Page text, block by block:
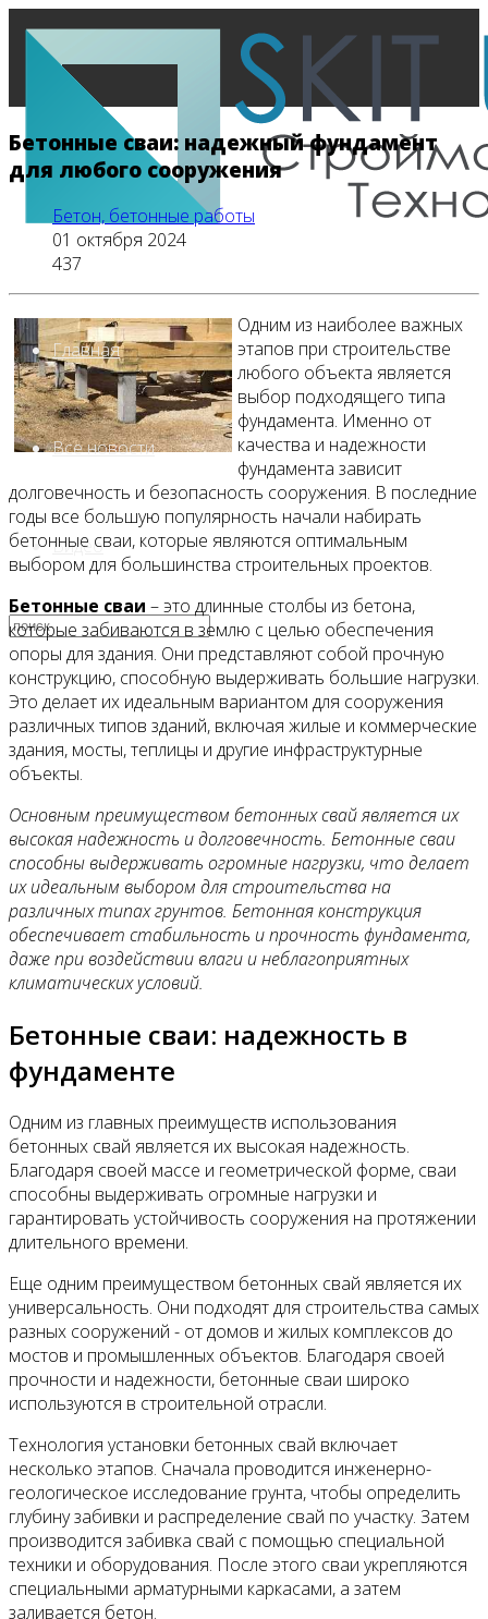
Главная
Все новости
Видео
Бетонные сваи: надежный фундамент
для любого сооружения
Бетон, бетонные работы
01 октября 2024
437
Одним из наиболее важных
этапов при строительстве
любого объекта является
выбор подходящего типа
фундамента. Именно от
качества и надежности
фундамента зависит
долговечность и безопасность сооружения. В последние
годы все большую популярность начали набирать
бетонные сваи, которые являются оптимальным
выбором для большинства строительных проектов.
Бетонные сваи – это длинные столбы из бетона,
которые забиваются в землю с целью обеспечения
опоры для здания. Они представляют собой прочную
конструкцию, способную выдерживать большие нагрузки.
Это делает их идеальным вариантом для сооружения
различных типов зданий, включая жилые и коммерческие
здания, мосты, теплицы и другие инфраструктурные
объекты.
Основным преимуществом бетонных свай является их
высокая надежность и долговечность. Бетонные сваи
способны выдерживать огромные нагрузки, что делает
их идеальным выбором для строительства на
различных типах грунтов. Бетонная конструкция
обеспечивает стабильность и прочность фундамента,
даже при воздействии влаги и неблагоприятных
климатических условий.
Бетонные сваи: надежность в
фундаменте
Одним из главных преимуществ использования
бетонных свай является их высокая надежность.
Благодаря своей массе и геометрической форме, сваи
способны выдерживать огромные нагрузки и
гарантировать устойчивость сооружения на протяжении
длительного времени.
Еще одним преимуществом бетонных свай является их
универсальность. Они подходят для строительства самых
разных сооружений - от домов и жилых комплексов до
мостов и промышленных объектов. Благодаря своей
прочности и надежности, бетонные сваи широко
используются в строительной отрасли.
Технология установки бетонных свай включает
несколько этапов. Сначала проводится инженерно-
геологическое исследование грунта, чтобы определить
глубину забивки и распределение свай по участку. Затем
производится забивка свай с помощью специальной
техники и оборудования. После этого сваи укрепляются
специальными арматурными каркасами, а затем
заливается бетон.